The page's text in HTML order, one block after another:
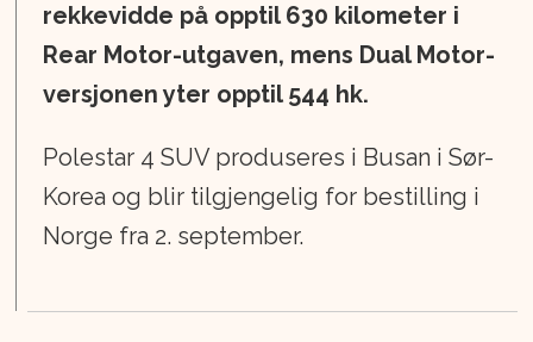
rekkevidde på opptil 630 kilometer i
Rear Motor-utgaven, mens Dual Motor-
versjonen yter opptil 544 hk.
Polestar 4 SUV produseres i Busan i Sør-
Korea og blir tilgjengelig for bestilling i
Norge fra 2. september.